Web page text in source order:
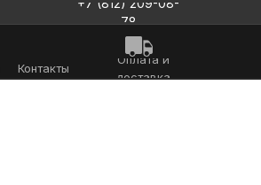
+7 (812) 209-08-
78
Оплата и
доставка
Контакты